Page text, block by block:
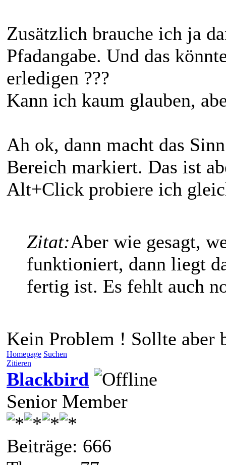
Zusätzlich brauche ich ja
Pfadangabe. Und das
erledigen ???
Kann ich kaum glauben,
Ah ok, dann macht das
Bereich markiert. Das ist
Alt+Click probiere ich
Zitat:Aber wie gesagt,
funktioniert, dann liegt
fertig ist. Es fehlt auch
Kein Problem ! Sollte
Homepage Suchen
Zitieren
Blackbird
Senior Member
Beiträge: 666